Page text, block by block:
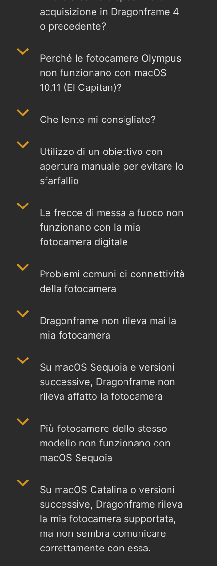
acquisizione in Dragonframe 4
o precedente?
b
Perché le fotocamere Olympus
non funzionano con macOS
10.11 (El Capitan)?
b Che lente mi consigliate?
b
Utilizzo di un obiettivo con
apertura manuale per evitare lo
sfarfallio
b
Le frecce di messa a fuoco non
funzionano con la mia
fotocamera digitale
b
Problemi comuni di connettività
della fotocamera
b
Dragonframe non rileva mai la
mia fotocamera
b
Su macOS Sequoia e versioni
successive, Dragonframe non
rileva affatto la fotocamera
b
Più fotocamere dello stesso
modello non funzionano con
macOS Sequoia
b
Su macOS Catalina o versioni
successive, Dragonframe rileva
la mia fotocamera supportata,
ma non sembra comunicare
correttamente con essa.